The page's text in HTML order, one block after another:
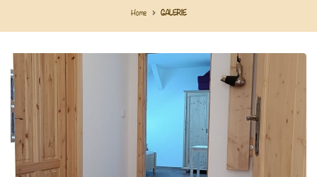
Home GALERIE